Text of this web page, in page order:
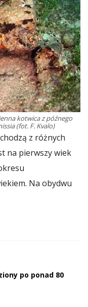
kotwica z późnego
(fot. F. Kvalo)
z różnych
na pierwszy wiek
Na obydwu
po ponad 80